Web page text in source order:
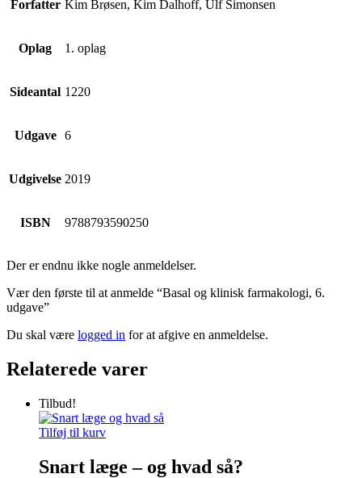
Forfatter Kim Brøsen, Kim Dalhoff, Ulf Simonsen
Oplag 1. oplag
Sideantal 1220
Udgave 6
Udgivelse 2019
ISBN 9788793590250
Der er endnu ikke nogle anmeldelser.
Vær den første til at anmelde “Basal og klinisk farmakologi, 6.
udgave”
Du skal være logged in for at afgive en anmeldelse.
Relaterede varer
Tilbud!
Tilføj til kurv
Snart læge – og hvad så?